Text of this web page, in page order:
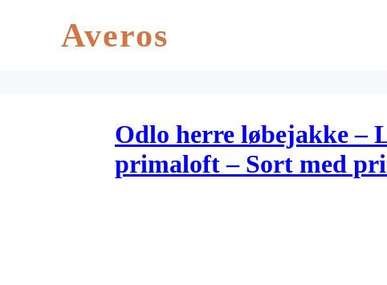
Averos
Odlo herre løbejakke –
primaloft – Sort med